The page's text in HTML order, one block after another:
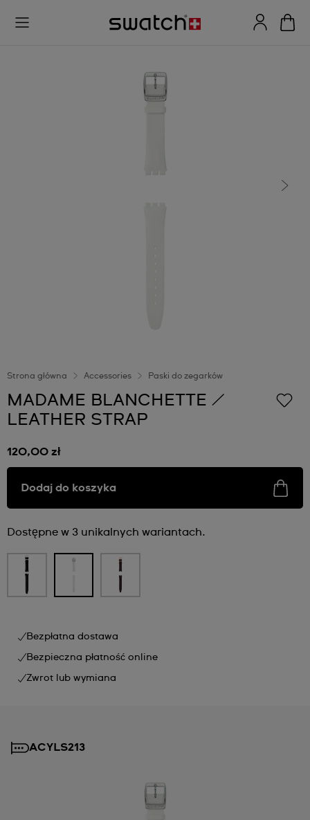
Strona główna Accessories Paski do zegarków
MADAME BLANCHETTE /
LEATHER STRAP
120,00 zł
Dodaj do koszyka
Dostępne w 3 unikalnych wariantach.
Bezpłatna dostawa
Bezpieczna płatność online
Zwrot lub wymiana
ACYLS213